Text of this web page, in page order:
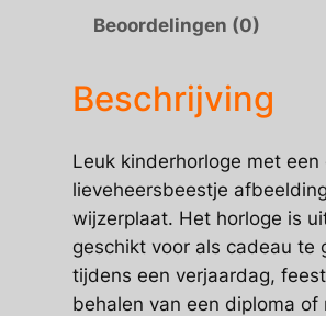
Beoordelingen (0)
Beschrijving
Leuk kinderhorloge met een
lieveheersbeestje
wijzerplaat. Het horloge is
geschikt voor als cadeau te
tijdens een verjaardag,
behalen van een diploma of